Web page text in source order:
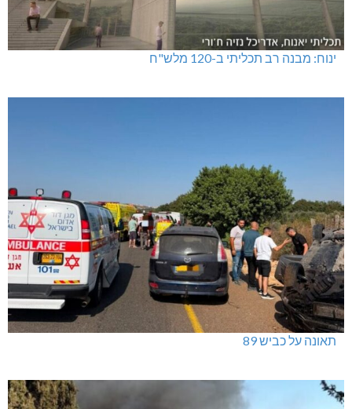
ינוח: מבנה רב תכליתי ב-120 מלש"ח
תאונה על כביש 89